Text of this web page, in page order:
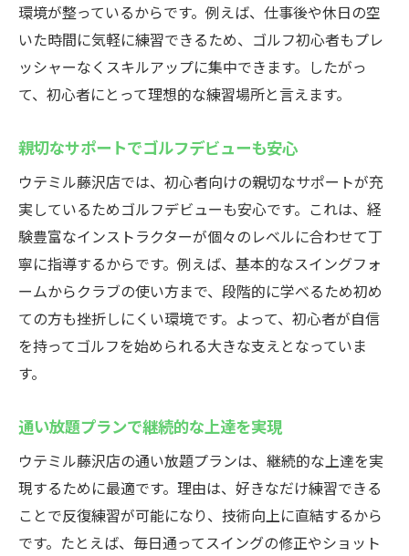
予約不要で通える通い放題プランの魅力
初心者に最適なサポート体制が充実
無料貸出クラブで手軽にレッスンを受講
地域最安値で継続しやすい料金プラン
時間を有効活用してスキルアップを実現
藤沢駅のインドアゴルフで24時間練習し放題
インドアゴルフスクールで気軽に通い放題
を体験
24時間営業だからこその柔軟な練習スタイ
ル
初心者歓迎で安心して始めるゴルフレッス
ン
継続的な練習習慣でゴルフスキルを伸ばそ
う
環境が整っているからです。例えば、仕事後や休日の空
いた時間に気軽に練習できるため、ゴルフ初心者もプレ
ッシャーなくスキルアップに集中できます。したがっ
て、初心者にとって理想的な練習場所と言えます。
親切なサポートでゴルフデビューも安心
ウテミル藤沢店では、初心者向けの親切なサポートが充
実しているためゴルフデビューも安心です。これは、経
験豊富なインストラクターが個々のレベルに合わせて丁
寧に指導するからです。例えば、基本的なスイングフォ
ームからクラブの使い方まで、段階的に学べるため初め
ての方も挫折しにくい環境です。よって、初心者が自信
を持ってゴルフを始められる大きな支えとなっていま
す。
通い放題プランで継続的な上達を実現
ウテミル藤沢店の通い放題プランは、継続的な上達を実
現するために最適です。理由は、好きなだけ練習できる
ことで反復練習が可能になり、技術向上に直結するから
です。たとえば、毎日通ってスイングの修正やショット